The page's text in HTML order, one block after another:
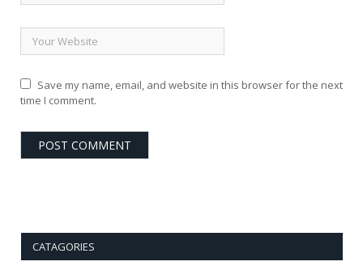
Save my name, email, and website in this browser for the next
time I comment.
CATAGORIES